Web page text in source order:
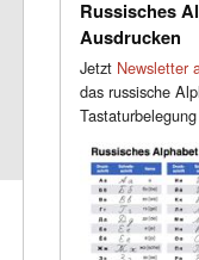
Russisches
Ausdrucken
Jetzt Newsletter
das russische